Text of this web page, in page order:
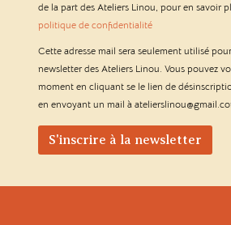
de la part des Ateliers Linou, pour en savoir
politique de confidentialité
Cette adresse mail sera seulement utilisé
newsletter des Ateliers Linou. Vous pouvez
moment en cliquant se le lien de
en envoyant un mail à